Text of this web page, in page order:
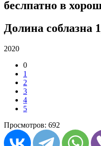
беслпатно в
Долина соблазна
2020
0
1
2
3
4
5
Просмотров: 692